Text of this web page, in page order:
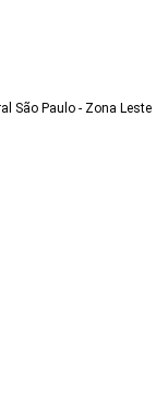
São Paulo - Zona Leste